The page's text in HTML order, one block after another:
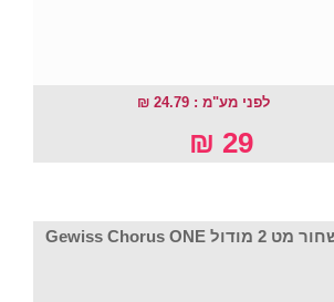
לפני מע"מ : 24.79 ₪
29 ₪
מסגרת מלבנית שחור מט 2 מודול Gewiss Chorus ONE